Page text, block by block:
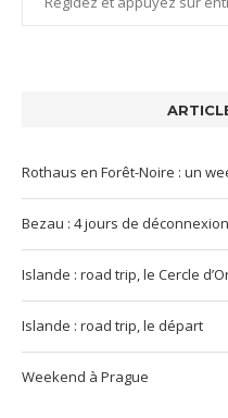
Rothaus en Forêt-Noire : un
Bezau : 4 jours de déconnexion
Islande : road trip, le Cercle
Islande : road trip, le départ
Weekend à Prague